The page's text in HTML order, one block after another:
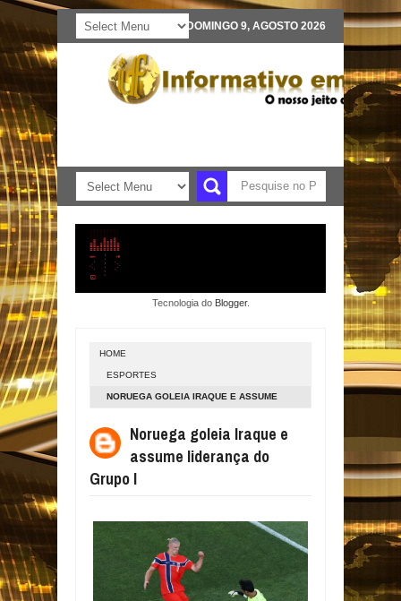
DOMINGO 9, AGOSTO 2026
Tecnologia do Blogger.
HOME
ESPORTES
NORUEGA GOLEIA IRAQUE E ASSUME
Noruega goleia Iraque e
assume liderança do
Grupo I